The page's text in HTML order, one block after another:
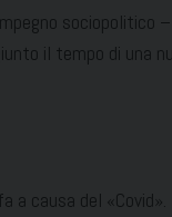
il tempo di una
causa del